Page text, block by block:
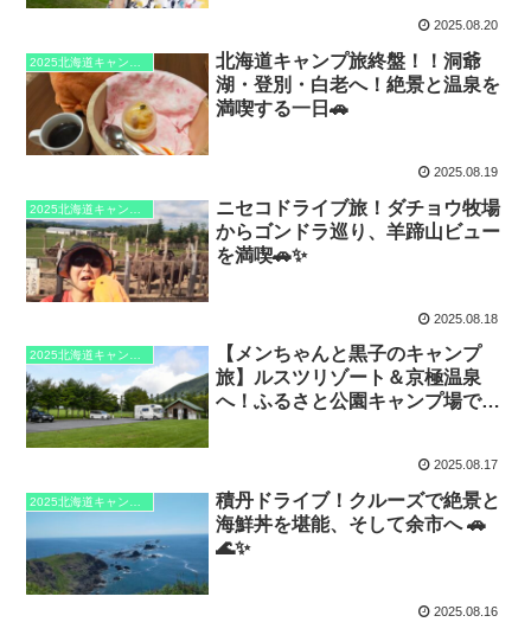
2025.08.20
北海道キャンプ旅終盤！！洞爺
湖・登別・白老へ！絶景と温泉を
満喫する一日🚗
2025.08.19
ニセコドライブ旅！ダチョウ牧場
からゴンドラ巡り、羊蹄山ビュー
を満喫🚗✨
2025.08.18
2025北海道キャンプ旅
【メンちゃんと黒子のキャンプ
旅】ルスツリゾート＆京極温泉
へ！ふるさと公園キャンプ場で2
2025.08.17
積丹ドライブ！クルーズで絶景と
海鮮丼を堪能、そして余市へ 🚗
🌊✨
2025.08.16